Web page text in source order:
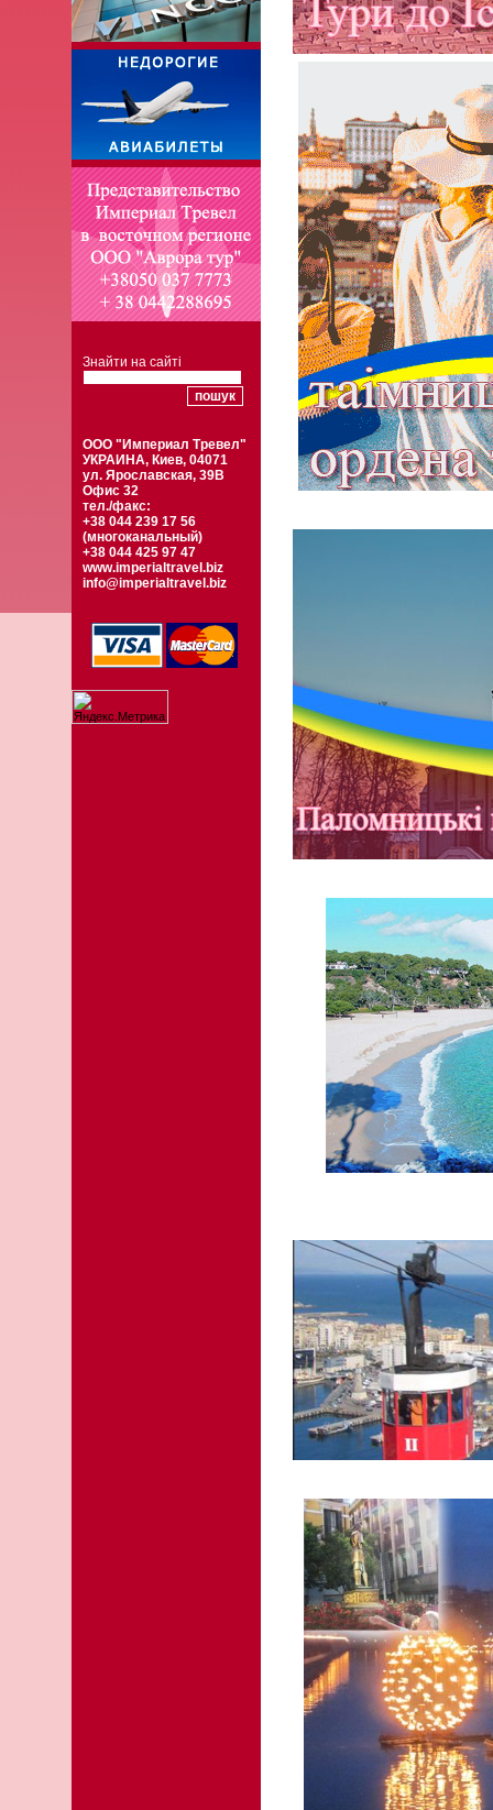
Знайти на сайті
ООО "Империал Тревел"
УКРАИНА, Киев, 04071
ул. Ярославская, 39B
Офис 32
тел./факс:
+38 044 239 17 56
(многоканальный)
+38 044 425 97 47
www.imperialtravel.biz
info@imperialtravel.biz